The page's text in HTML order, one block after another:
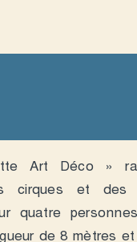
Art Déco »
cirques et des
quatre
de 8 mètres et